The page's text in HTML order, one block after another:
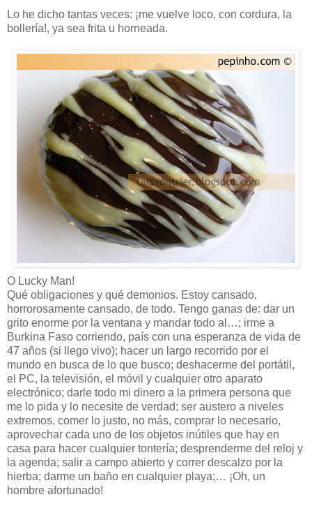
Lo he dicho tantas veces: ¡me vuelve loco, con cordura, la
bollería!, ya sea frita u horneada.
O Lucky Man!
Qué obligaciones y qué demonios. Estoy cansado,
horrorosamente cansado, de todo. Tengo ganas de: dar un
grito enorme por la ventana y mandar todo al…; irme a
Burkina Faso corriendo, país con una esperanza de vida de
47 años (si llego vivo); hacer un largo recorrido por el
mundo en busca de lo que busco; deshacerme del portátil,
el PC, la televisión, el móvil y cualquier otro aparato
electrónico; darle todo mi dinero a la primera persona que
me lo pida y lo necesite de verdad; ser austero a niveles
extremos, comer lo justo, no más, comprar lo necesario,
aprovechar cada uno de los objetos inútiles que hay en
casa para hacer cualquier tontería; desprenderme del reloj y
la agenda; salir a campo abierto y correr descalzo por la
hierba; darme un baño en cualquier playa;… ¡Oh, un
hombre afortunado!